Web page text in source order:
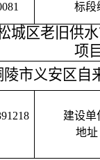
标段
城区老旧供
项
陵市义安区自
建设单
地址